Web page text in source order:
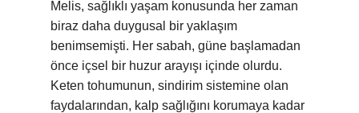
Melis, sağlıklı yaşam konusunda her zaman
biraz daha duygusal bir yaklaşım
benimsemişti. Her sabah, güne başlamadan
önce içsel bir huzur arayışı içinde olurdu.
Keten tohumunun, sindirim sistemine olan
faydalarından, kalp sağlığını korumaya kadar